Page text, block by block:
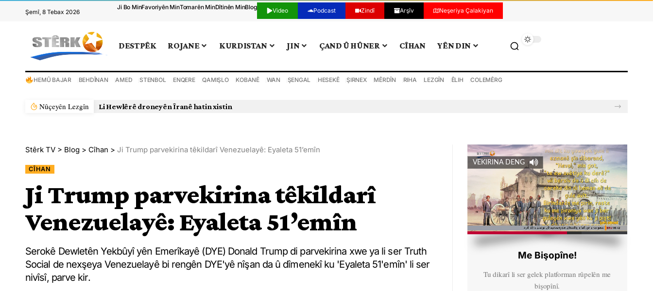
Şemî, 8 Tebax 2026
Ji Bo MinFavoriyên MinTomarên MinDîtinên MinBlog Video Podcast Zindî Arşîv Neşeriya Çalakiyan
DESTPÊK ROJANE KURDISTAN JIN ÇAND Û HÛNER CÎHAN YÊN DIN
HEMÛ BAJAR BEHDÎNAN AMED STENBOL ENQERE QAMIŞLO KOBANÊ WAN ŞENGAL HESEKÊ ŞIRNEX MÊRDÎN RIHA LEZGÎN ÊLIH COLEMÊRG
Nûçeyên Lezgîn Li Hewlêrê droneyên Îranê hatin xistin
Stêrk TV > Blog > Cîhan > Ji Trump parvekirina têkildarî Venezuelayê: Eyaleta 51’emîn
CÎHAN
Ji Trump parvekirina têkildarî
Venezuelayê: Eyaleta 51’emîn
Serokê Dewletên Yekbûyî yên Emerîkayê (DYE) Donald Trump di parvekirina xwe ya li ser Truth
Social de nexşeya Venezuelayê bi rengên DYE'yê nîşan da û dîmenekî ku 'Eyaleta 51'emîn' li ser
nivîsî, parve kir.
VEKIRINA DENG
Me Bişopîne!
Tu dikarî li ser gelek platforman rûpelên me
bişopînî.